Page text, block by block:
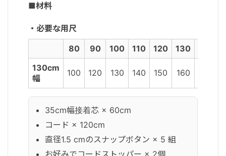
■材料
・必要な用尺
80
90 100 110 120 130
130cm
幅
100 120 130 140 150 160
35cm幅接着芯 × 60cm
コード × 120cm
直径1.5 cmのスナップボタン × 5 組